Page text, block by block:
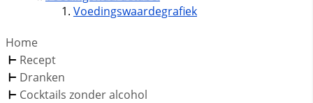
Voedingswaardegrafiek
Home
Recept
Dranken
Cocktails zonder alcohol